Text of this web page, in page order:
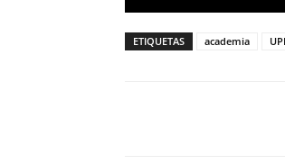
ETIQUETAS academia